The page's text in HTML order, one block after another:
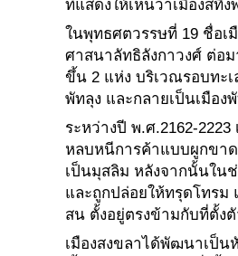
ที่แสดงให้เห็นว่าเมืองสทิ
ในพุทธศตวรรษที่ 19 ชื่อเ
ศาสนาลัทธิลังกาวงศ์ ต่อ
ขึ้น 2 แห่ง บริเวณรอบทะ
พัทลุง และกลายเป็นเมือง
ระหว่างปี พ.ศ.2162-
หลบหนีการค้าแบบผูกขาด
เป็นมุสลิม หลังจากนั้นใน
และถูกปล่อยให้ทรุดโทรม
สน ตั้งอยู่ตรงข้ามกับที่ตั้ง
เมืองสงขลาได้พัฒนาเป็น